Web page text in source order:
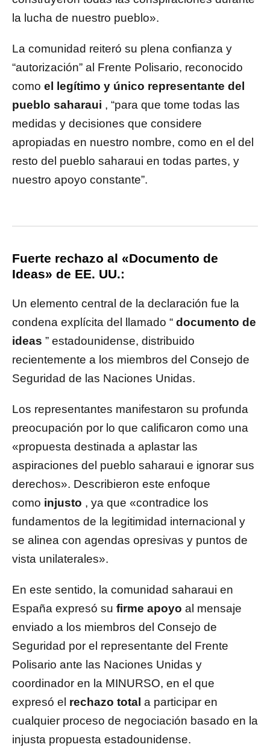
la lucha de nuestro pueblo».
La comunidad reiteró su plena confianza y
“autorización” al Frente Polisario, reconocido
como el legítimo y único representante del
pueblo saharaui , “para que tome todas las
medidas y decisiones que considere
apropiadas en nuestro nombre, como en el del
resto del pueblo saharaui en todas partes, y
nuestro apoyo constante”.
Fuerte rechazo al «Documento de
Ideas» de EE. UU.:
Un elemento central de la declaración fue la
condena explícita del llamado “ documento de
ideas ” estadounidense, distribuido
recientemente a los miembros del Consejo de
Seguridad de las Naciones Unidas.
Los representantes manifestaron su profunda
preocupación por lo que calificaron como una
«propuesta destinada a aplastar las
aspiraciones del pueblo saharaui e ignorar sus
derechos». Describieron este enfoque
como injusto , ya que «contradice los
fundamentos de la legitimidad internacional y
se alinea con agendas opresivas y puntos de
vista unilaterales».
En este sentido, la comunidad saharaui en
España expresó su firme apoyo al mensaje
enviado a los miembros del Consejo de
Seguridad por el representante del Frente
Polisario ante las Naciones Unidas y
coordinador en la MINURSO, en el que
expresó el rechazo total a participar en
cualquier proceso de negociación basado en la
injusta propuesta estadounidense.